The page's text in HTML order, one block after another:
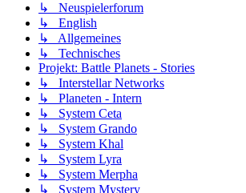
↳ Neuspielerforum
↳ English
↳ Allgemeines
↳ Technisches
Projekt: Battle Planets - Stories
↳ Interstellar Networks
↳ Planeten - Intern
↳ System Ceta
↳ System Grando
↳ System Khal
↳ System Lyra
↳ System Merpha
↳ System Mystery